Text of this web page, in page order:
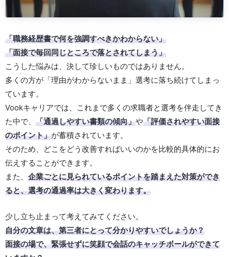
「職務経歴書で何を強調すべきかわからない」
「面接で毎回同じところで落とされてしまう」
こうした悩みは、決して珍しいものではありません。
多くの方が「理由がわからないまま」選考に落ち続けてしまっ
ています。
Vookキャリアでは、これまで多くの求職者と選考を伴走してき
た中で、 「通過しやすい書類の傾向」や「評価されやすい面接
のポイント」が蓄積されています。
そのため、どこをどう改善すればいいのかを比較的具体的にお
伝えすることができます。
また、 企業ごとに見られているポイントを踏まえた対策ができ
ると、選考の通過率は大きく変わります。
少し立ち止まって考えてみてください。
自分の文章は、第三者にとって分かりやすいでしょうか？
面接の場で、緊張せずに笑顔で会話のキャッチボールができて